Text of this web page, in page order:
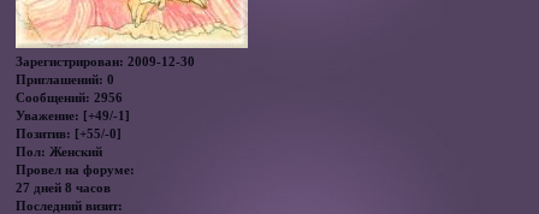
Зарегистрирован: 2009-12-30
Приглашений: 0
Сообщений: 2956
Уважение: [+49/-1]
Позитив: [+55/-0]
Пол: Женский
Провел на форуме:
27 дней 8 часов
Последний визит: